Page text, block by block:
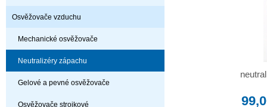
Osvěžovače vzduchu
Mechanické osvěžovače
Neutralizéry zápachu
Gelové a pevné osvěžovače
Osvěžovače strojkové